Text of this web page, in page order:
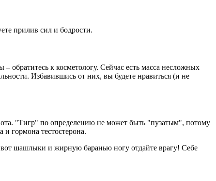
прилив сил и бодрости.
обратитесь к косметологу. Сейчас есть масса несложных
Избавившись от них, вы будете нравиться (и не
"Тигр" по определению не может быть "пузатым", потому
гормона тестостерона.
шашлыки и жирную баранью ногу отдайте врагу! Себе